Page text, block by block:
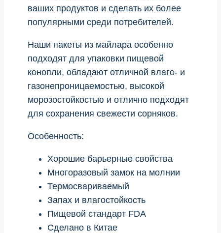
ваших продуктов и сделать их более
популярными среди потребителей.
Наши пакеты из майлара особенно
подходят для упаковки пищевой
конопли, обладают отличной влаго- и
газонепроницаемостью, высокой
морозостойкостью и отлично подходят
для сохранения свежести сорняков.
Особенность:
Хорошие барьерные свойства
Многоразовый замок на молнии
Термосвариваемый
Запах и влагостойкость
Пищевой стандарт FDA
Сделано в Китае